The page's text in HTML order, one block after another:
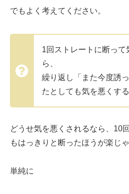
でもよく考えてください。
1回ストレートに断って
ら、
繰り返し「また今度誘
たとしても気を悪くす
どうせ気を悪くされるなら、10
もはっきりと断ったほうが楽じ
単純に